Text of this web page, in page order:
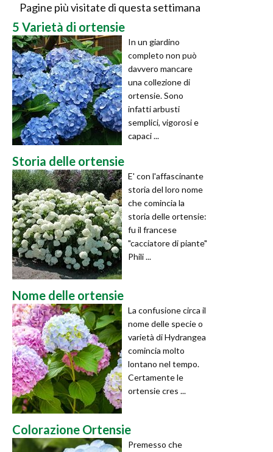
Pagine più visitate di questa settimana
5 Varietà di ortensie
In un giardino
completo non può
davvero mancare
una collezione di
ortensie. Sono
infatti arbusti
semplici, vigorosi e
capaci ...
Storia delle ortensie
E' con l'affascinante
storia del loro nome
che comincia la
storia delle ortensie:
fu il francese
"cacciatore di piante"
Phili ...
Nome delle ortensie
La confusione circa il
nome delle specie o
varietà di Hydrangea
comincia molto
lontano nel tempo.
Certamente le
ortensie cres ...
Colorazione Ortensie
Premesso che